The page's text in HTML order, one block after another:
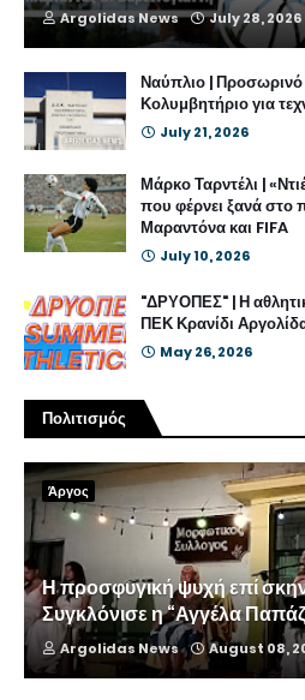
Argolidas News July 28, 2026
Ναύπλιο | Προσωρινό
Κολυμβητήριο για
July 21, 2026
Μάρκο Ταρντέλι |
που φέρνει ξανά στο
Μαραντόνα και FIFA
July 10, 2026
"ΔΡΥΟΠΕΣ" | Η
ΠΕΚ Κρανίδι
May 26, 2026
Πολιτισμός
Άργος
Η προσφυγική ψυχή επί
Συγκλόνισε η “Αγγέλα
Argolidas News August 08,